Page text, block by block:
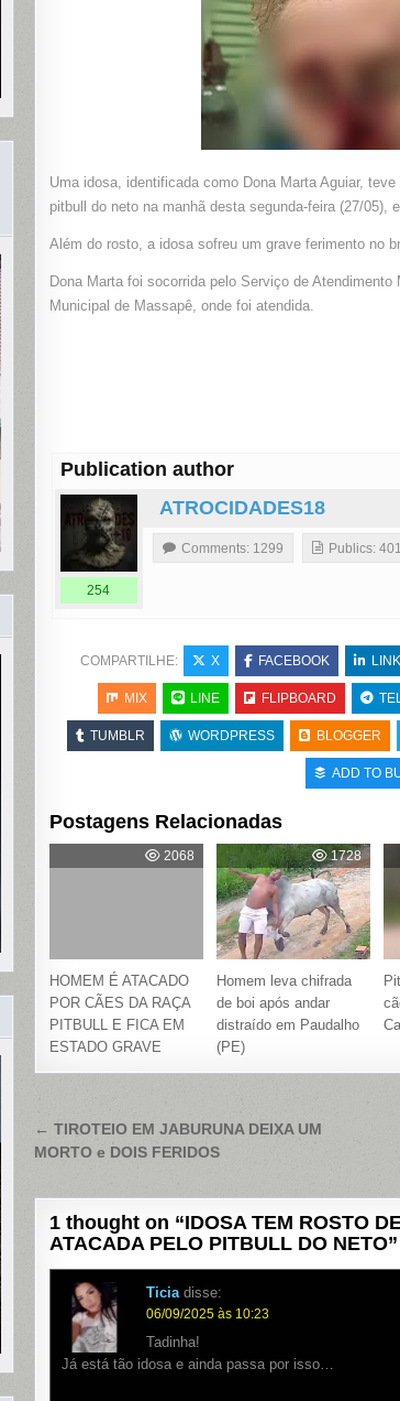
Uma idosa, identificada como Dona Marta Aguiar,
pitbull do neto na manhã desta segunda-feira (27/05),
Além do rosto, a idosa sofreu um grave ferimento no
Dona Marta foi socorrida pelo Serviço de
Municipal de Massapê, onde foi atendida.
Publication author
ATROCIDADES18
254
Comments: 1299 Publics:
COMPARTILHE: X FACEBOOK
MIX LINE FLIPBOARD
TUMBLR WORDPRESS BLOGGER
ADD TO
Postagens Relacionadas
2068
HOMEM É ATACADO
POR CÃES DA RAÇA
PITBULL E FICA EM
ESTADO GRAVE
1728
Homem leva chifrada
de boi após andar
distraído em Paudalho
(PE)
Navegação
de
Post
← TIROTEIO EM JABURUNA DEIXA UM
MORTO e DOIS FERIDOS
1 thought on “IDOSA TEM ROSTO
ATACADA PELO PITBULL DO NETO”
Ticia disse:
06/09/2025 às 10:23
Tadinha!
Já está tão idosa e ainda passa por isso…